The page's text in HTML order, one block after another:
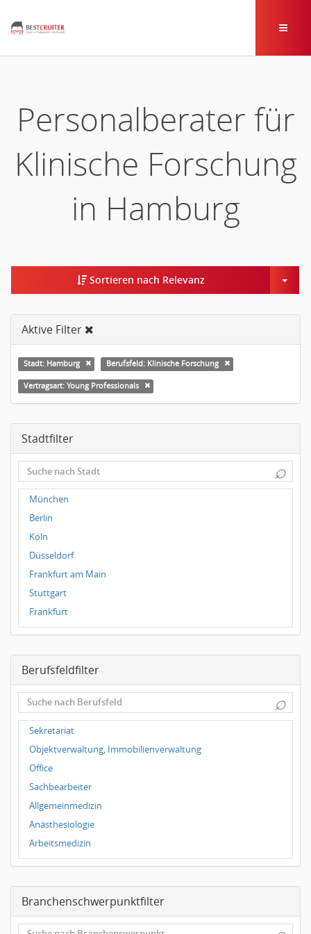
Personalberater für
Klinische Forschung
in Hamburg
Sortieren nach Relevanz
Aktive Filter
Stadt: Hamburg Berufsfeld: Klinische Forschung
Vertragsart: Young Professionals
Stadtfilter
⌕
München
Berlin
Köln
Düsseldorf
Frankfurt am Main
Stuttgart
Frankfurt
Dresden
Leipzig
Dortmund
Wuppertal
Hallbergmoos
Würzburg
Grünwald
Ulm
Bielefeld
Hannover
Duisburg
Berufsfeldfilter
⌕
Sekretariat
Objektverwaltung, Immobilienverwaltung
Office
Sachbearbeiter
Allgemeinmedizin
Anästhesiologie
Arbeitsmedizin
Augenheilkunde
Frauenheilkunde, Geburtshilfe
Hals-Nasen-Ohrenheilkunde
Branchenschwerpunktfilter